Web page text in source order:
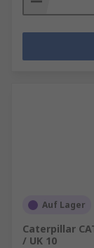
Auf Lager
Caterpillar
/ UK 10